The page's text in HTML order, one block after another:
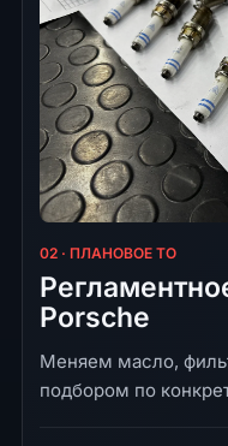
02 · ПЛАНОВОЕ ТО
Porsche
Меняем масло,
подбором по